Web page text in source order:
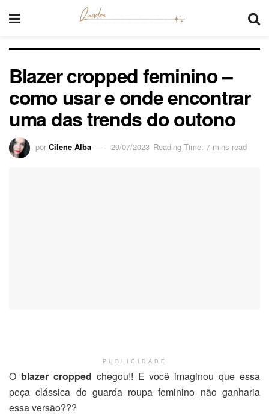
Blazer cropped feminino –
como usar e onde encontrar
uma das trends do outono
por Cilene Alba 29/07/2023 Reading Time: 7 mins read
PUBLICIDADE
O blazer cropped chegou!! E você imaginou que essa
peça clássica do guarda roupa feminino não ganharia
essa versão???